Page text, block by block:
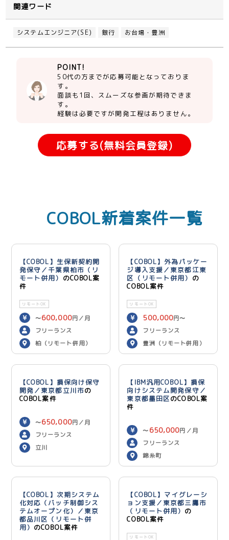
関連ワード
システムエンジニア(SE) 銀行 お台場・豊洲
POINT!
50代の方までが応募可能となっておりま
す。
面談も1回、スムーズな参画が期待できま
す。
経験は必要ですが開発工程はありません。
応募する(無料会員登録)
COBOL新着案件一覧
【COBOL】生保新契約開
発保守／千葉県柏市（リ
モート併用） のCOBOL案
件
リモートOK
〜600,000円／月
フリーランス
柏（リモート併用）
【COBOL】外為パッケー
ジ導入支援／東京都江東
区（リモート併用） の
COBOL案件
リモートOK
500,000円〜
600,000 円／月
フリーランス
豊洲（リモート併用）
【COBOL】損保向け保守
開発／東京都立川市の
COBOL案件
〜650,000円／月
フリーランス
立川
【IBM汎用COBOL】損保
向けシステム開発保守／
東京都墨田区のCOBOL案
件
〜 650,000円／月
フリーランス
錦糸町
【COBOL】次期システム
化対応（バッチ制御シス
テムオープン化）／東京
都品川区（リモート併
用） のCOBOL案件
【COBOL】マイグレーシ
ョン支援／東京都三鷹市
（リモート併用） の
COBOL案件
リモートOK